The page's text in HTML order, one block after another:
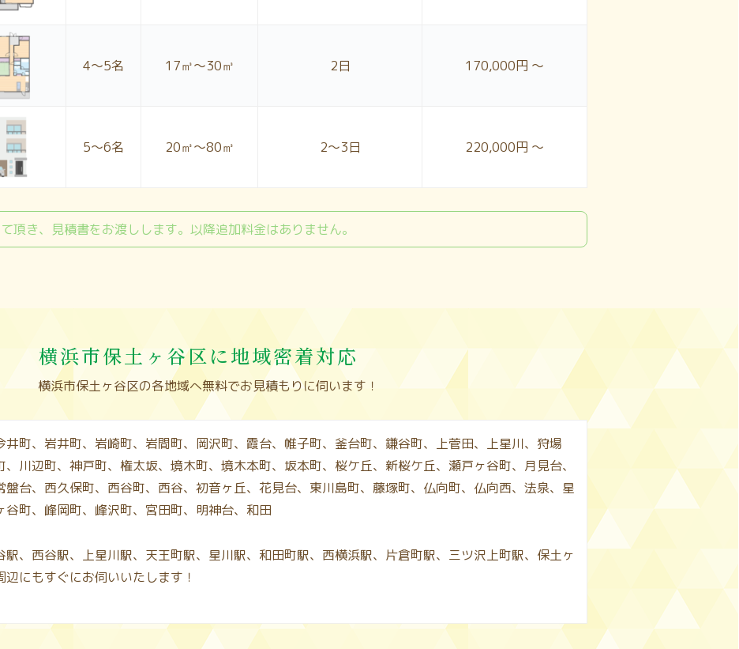
4〜5名 17㎥～30㎥ 2日 170,000円 ～
5〜6名 20㎥～80㎥ 2〜3日 220,000円 ～
頂き、見積書をお渡しします。以降追加料金はありません。
横浜市保土ヶ谷区に地域密着対応
横浜市保土ヶ谷区の各地域へ無料でお見積もりに伺います！
井町、岩井町、岩崎町、岩間町、岡沢町、霞台、帷子町、釜台町、鎌谷町、上菅田、上星川、狩場
、川辺町、神戸町、権太坂、境木町、境木本町、坂本町、桜ケ丘、新桜ケ丘、瀬戸ヶ谷町、月見台、
盤台、西久保町、西谷町、西谷、初音ヶ丘、花見台、東川島町、藤塚町、仏向町、仏向西、法泉、星
谷町、峰岡町、峰沢町、宮田町、明神台、和田
、西谷駅、上星川駅、天王町駅、星川駅、和田町駅、西横浜駅、片倉町駅、三ツ沢上町駅、保土ヶ
辺にもすぐにお伺いいたします！